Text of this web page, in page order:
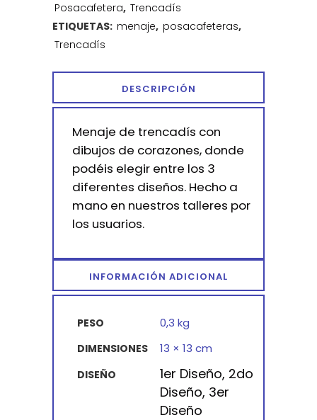
Posacafetera, Trencadís
ETIQUETAS: menaje, posacafeteras,
Trencadís
DESCRIPCIÓN
Menaje de trencadís con
dibujos de corazones, donde
podéis elegir entre los 3
diferentes diseños. Hecho a
mano en nuestros talleres por
los usuarios.
INFORMACIÓN ADICIONAL
PESO 0,3 kg
DIMENSIONES 13 × 13 cm
DISEÑO
1er Diseño, 2do
Diseño, 3er
Diseño